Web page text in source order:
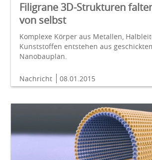
Filigrane 3D-Strukturen
von selbst
Komplexe Körper aus Metallen,
Kunststoffen entstehen aus
Nanobauplan.
Nachricht 08.01.2015